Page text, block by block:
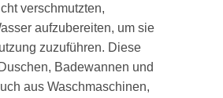
verschmutzten,
aufzubereiten, um sie
zuzuführen. Diese
Badewannen und
aus Waschmaschinen,